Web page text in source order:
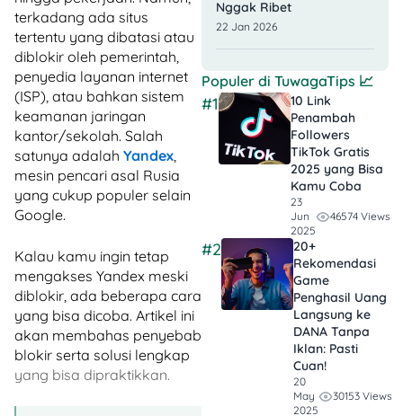
terkadang ada situs
tertentu yang dibatasi atau
diblokir oleh pemerintah,
penyedia layanan internet
(ISP), atau bahkan sistem
keamanan jaringan
kantor/sekolah. Salah
satunya adalah Yandex
mesin pencari asal Rusia
yang cukup populer selain
Google.
Kalau kamu ingin tetap
mengakses Yandex meski
diblokir, ada beberapa cara
yang bisa dicoba. Artikel ini
akan membahas penyebab
blokir serta solusi lengkap
yang bisa dipraktikkan.
Nggak Ribet
22 Jan 2026
Populer di TuwagaTips 📈
#1
10 Link
Penambah
Followers
TikTok Gratis​
2025 yang Bisa
Kamu Coba
23
Jun
2025
46574 Views
#2
20+
Rekomendasi
Game
Penghasil Uang
Langsung ke
DANA Tanpa
Iklan​: Pasti
Cuan!
20
May
2025
30153 Views